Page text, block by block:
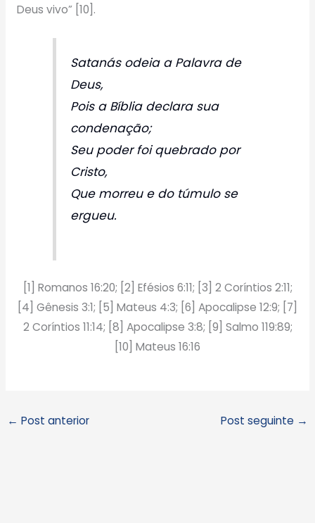
Deus vivo” [10].
Satanás odeia a Palavra de
Deus,
Pois a Bíblia declara sua
condenação;
Seu poder foi quebrado por
Cristo,
Que morreu e do túmulo se
ergueu.
[1] Romanos 16:20; [2] Efésios 6:11; [3] 2 Coríntios 2:11;
[4] Gênesis 3:1; [5] Mateus 4:3; [6] Apocalipse 12:9; [7]
2 Coríntios 11:14; [8] Apocalipse 3:8; [9] Salmo 119:89;
[10] Mateus 16:16
← Post anterior Post seguinte →